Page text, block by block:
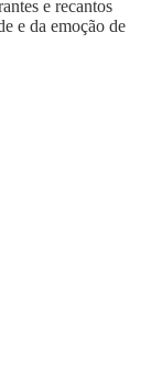
e recantos
e da emoção de